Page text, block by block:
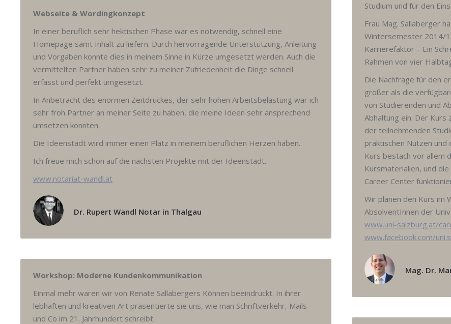
Studium und für den
Frau Mag. Sallaberger
Wintersemester 2014/
Karrierefaktor – Ein
Rahmen von vier
Die Nachfrage für den
größer als die
von Studierenden und
Abhaltung ein. Der Kurs
der teilnehmenden
praktischen Nutzen
Kurs bestach vor allem
Kursmaterialien, und
Career Center
Wir planen den Kurs
AbsolventInnen der
www.uni-salzburg.at/
www.facebook.com/
Mag. Dr.
Webseite & Wordingkonzept
In einer beruflich sehr hektischen Phase war es notwendig, schnell eine
Homepage samt Inhalt zu liefern. Durch hervorragende Unterstützung, Anleitung
und Vorgaben konnte dies in meinem Sinne in Kürze umgesetzt werden. Auch die
vermittelten Partner haben sehr zu meiner Zufriedenheit die Dinge schnell
erfasst und perfekt umgesetzt.
In Anbetracht des enormen Zeitdruckes, der sehr hohen Arbeitsbelastung war ich
sehr froh Partner an meiner Seite zu haben, die meine Ideen sehr ansprechend
umsetzen konnten.
Die Ideenstadt wird immer einen Platz in meinem beruflichen Herzen haben.
Ich freue mich schon auf die nächsten Projekte mit der Ideenstadt.
www.notariat-wandl.at
Dr. Rupert Wandl Notar in Thalgau
Workshop: Moderne Kundenkommunikation
Einmal mehr waren wir von Renate Sallabergers Können beeindruckt. In ihrer
lebhaften und kreativen Art präsentierte sie uns, wie man Schriftverkehr, Mails
und Co im 21. Jahrhundert schreibt.